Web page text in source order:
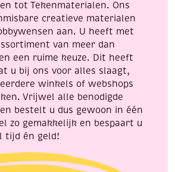
tot Tekenmaterialen. Ons
creatieve materialen
aan. U heeft met
van meer dan
een ruime keuze. Dit heeft
u bij ons voor alles slaagt,
winkels of webshops
Vrijwel alle benodigde
bestelt u dus gewoon in één
zo gemakkelijk en bespaart u
tijd én geld!